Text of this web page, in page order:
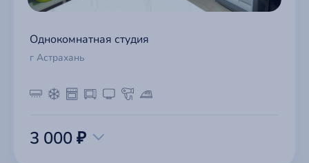
Однокомнатная студия
г Астрахань
3 000 ₽